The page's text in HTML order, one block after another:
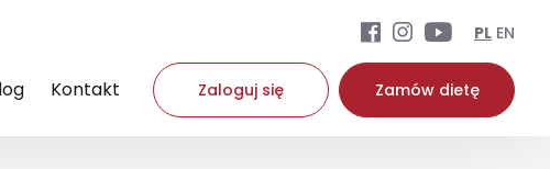
PL EN
Kontakt Zaloguj się Zamów dietę